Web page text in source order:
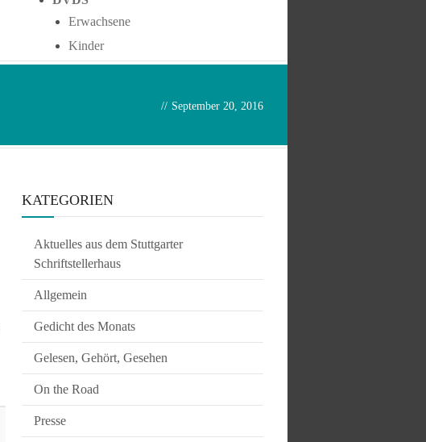
Erwachsene
Kinder
// September 20, 2016
KATEGORIEN
Aktuelles aus dem Stuttgarter
Schriftstellerhaus
Allgemein
Gedicht des Monats
Gelesen, Gehört, Gesehen
On the Road
Presse